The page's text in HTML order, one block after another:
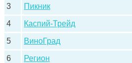
3 Пикник
4 Каспий-Трейд
5 ВиноГрад
6 Регион